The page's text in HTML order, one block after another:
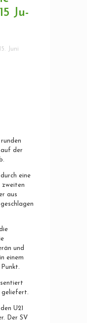
Ju-
15. Juni
der
eine
zweiten
aus
und
einem
U21
Der SV